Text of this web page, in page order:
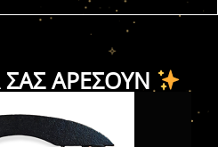
ΑΡΈΣΟΥΝ